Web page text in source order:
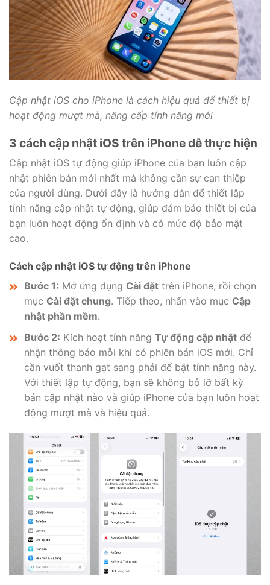
Cập nhật iOS cho iPhone là cách hiệu quả để thiết bị
hoạt động mượt mà, nâng cấp tính năng mới
3 cách cập nhật iOS trên iPhone dễ thực hiện
Cập nhật iOS tự động giúp iPhone của bạn luôn cập
nhật phiên bản mới nhất mà không cần sự can thiệp
của người dùng. Dưới đây là hướng dẫn để thiết lập
tính năng cập nhật tự động, giúp đảm bảo thiết bị của
bạn luôn hoạt động ổn định và có mức độ bảo mật
cao.
Cách cập nhật iOS tự động trên iPhone
Bước 1: Mở ứng dụng Cài đặt trên iPhone, rồi chọn
mục Cài đặt chung. Tiếp theo, nhấn vào mục Cập
nhật phần mềm.
Bước 2: Kích hoạt tính năng Tự động cập nhật để
nhận thông báo mỗi khi có phiên bản iOS mới. Chỉ
cần vuốt thanh gạt sang phải để bật tính năng này.
Với thiết lập tự động, bạn sẽ không bỏ lỡ bất kỳ
bản cập nhật nào và giúp iPhone của bạn luôn hoạt
động mượt mà và hiệu quả.